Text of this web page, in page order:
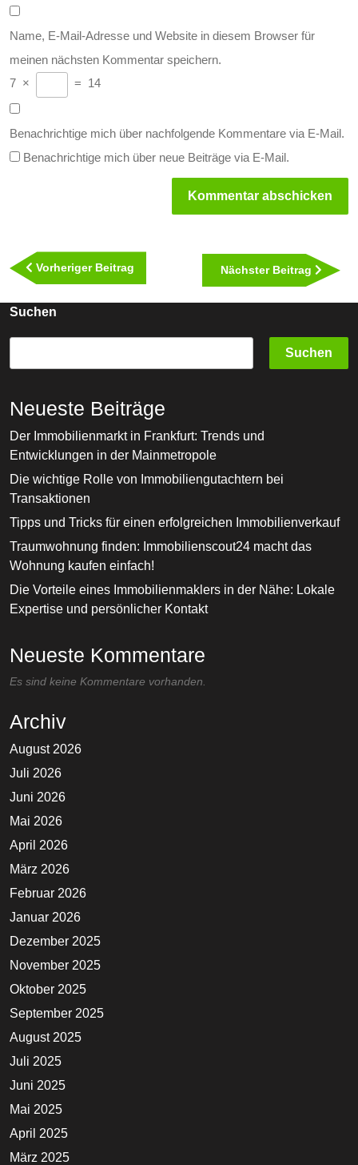
Name, E-Mail-Adresse und Website in diesem Browser für
meinen nächsten Kommentar speichern.
7 × = 14
Benachrichtige mich über nachfolgende Kommentare via E-Mail.
Benachrichtige mich über neue Beiträge via E-Mail.
Vorheriger Beitrag
Beitrag
Nächster Beitrag
Suchen
Suchen
Neueste Beiträge
Der Immobilienmarkt in Frankfurt: Trends und
Entwicklungen in der Mainmetropole
Die wichtige Rolle von Immobiliengutachtern bei
Transaktionen
Tipps und Tricks für einen erfolgreichen Immobilienverkauf
Traumwohnung finden: Immobilienscout24 macht das
Wohnung kaufen einfach!
Die Vorteile eines Immobilienmaklers in der Nähe: Lokale
Expertise und persönlicher Kontakt
Neueste Kommentare
Es sind keine Kommentare vorhanden.
Archiv
August 2026
Juli 2026
Juni 2026
Mai 2026
April 2026
März 2026
Februar 2026
Januar 2026
Dezember 2025
November 2025
Oktober 2025
September 2025
August 2025
Juli 2025
Juni 2025
Mai 2025
April 2025
März 2025